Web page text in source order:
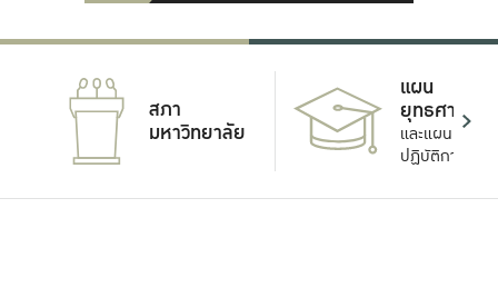
สภา
มหาวิทยาลัย
แผน
ยุทธศาสตร์
และแผน
ปฏิบัติการ